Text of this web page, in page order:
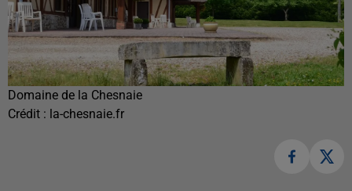
Domaine de la Chesnaie
Crédit : la-chesnaie.fr